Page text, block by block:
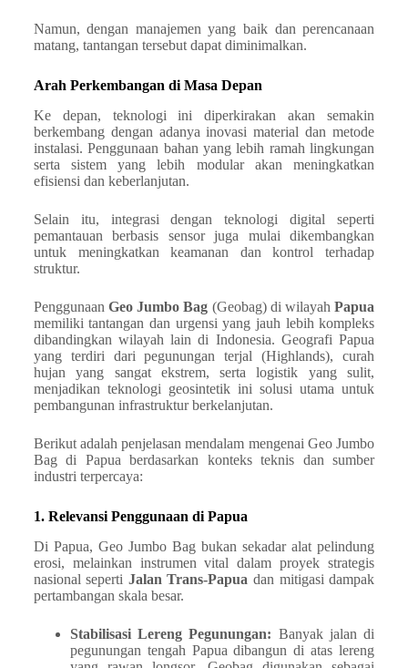
Namun, dengan manajemen yang baik dan perencanaan
matang, tantangan tersebut dapat diminimalkan.
Arah Perkembangan di Masa Depan
Ke depan, teknologi ini diperkirakan akan semakin
berkembang dengan adanya inovasi material dan metode
instalasi. Penggunaan bahan yang lebih ramah lingkungan
serta sistem yang lebih modular akan meningkatkan
efisiensi dan keberlanjutan.
Selain itu, integrasi dengan teknologi digital seperti
pemantauan berbasis sensor juga mulai dikembangkan
untuk meningkatkan keamanan dan kontrol terhadap
struktur.
PenggunaanGeo Jumbo Bag (Geobag) di wilayahPapua
memiliki tantangan dan urgensi yang jauh lebih kompleks
dibandingkan wilayah lain di Indonesia. Geografi Papua
yang terdiri dari pegunungan terjal (Highlands), curah
hujan yang sangat ekstrem, serta logistik yang sulit,
menjadikan teknologi geosintetik ini solusi utama untuk
pembangunan infrastruktur berkelanjutan.
Berikut adalah penjelasan mendalam mengenai Geo Jumbo
Bag di Papua berdasarkan konteks teknis dan sumber
industri terpercaya:
1. Relevansi Penggunaan di Papua
Di Papua, Geo Jumbo Bag bukan sekadar alat pelindung
erosi, melainkan instrumen vital dalam proyek strategis
nasional seperti Jalan Trans-Papua dan mitigasi dampak
pertambangan skala besar.
Stabilisasi Lereng Pegunungan: Banyak jalan di
pegunungan tengah Papua dibangun di atas lereng